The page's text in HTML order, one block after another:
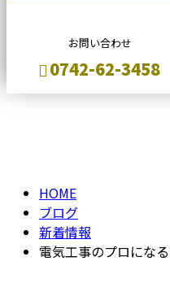
お問い合わせ
0742-62-3458
HOME
ブログ
新着情報
電気工事のプロにな